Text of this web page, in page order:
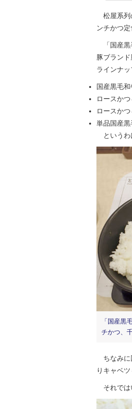
松屋系列
ンチかつ定
「国産黒
豚ブラン
ラインナッ
国産黒毛
ロースか
ロースか
単品国産
というわ
「国産黒
チかつ、
ちなみに
りキャベ
それでは